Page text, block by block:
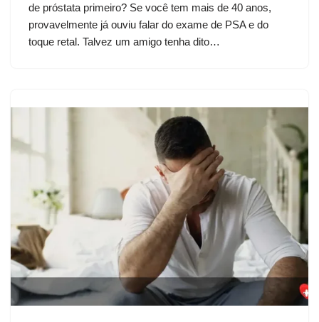
de próstata primeiro? Se você tem mais de 40 anos,
provavelmente já ouviu falar do exame de PSA e do
toque retal. Talvez um amigo tenha dito…